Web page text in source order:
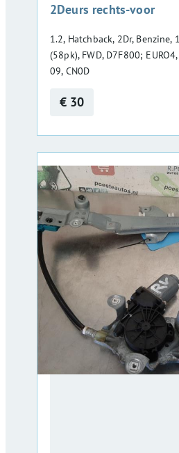
2Deurs rechts-voor
1.2, Hatchback, 2Dr, Benzine,
(58pk), FWD, D7F800;
09, CN0D
€ 30